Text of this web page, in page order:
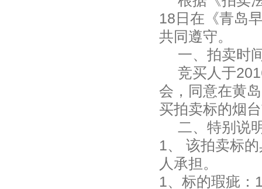
18日在《青岛
共同遵守。
一、拍卖时
竞买人于
会，同意在黄
买拍卖标的烟
二、特别说
1、 该拍卖标
人承担。
1、标的瑕疵：